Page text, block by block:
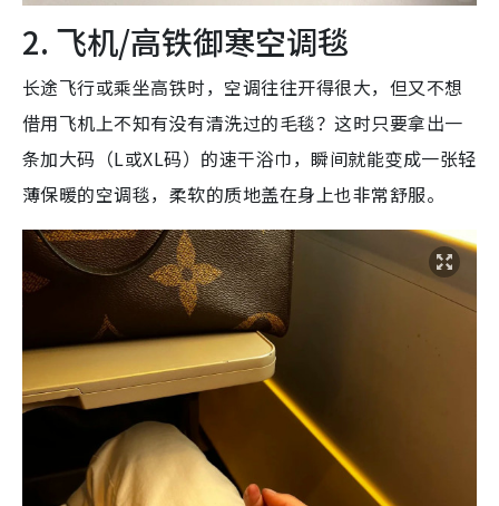
2. 飞机/高铁御寒空调毯
长途飞行或乘坐高铁时，空调往往开得很大，但又不想
借用飞机上不知有没有清洗过的毛毯？这时只要拿出一
条加大码（L或XL码）的速干浴巾，瞬间就能变成一张轻
薄保暖的空调毯，柔软的质地盖在身上也非常舒服。